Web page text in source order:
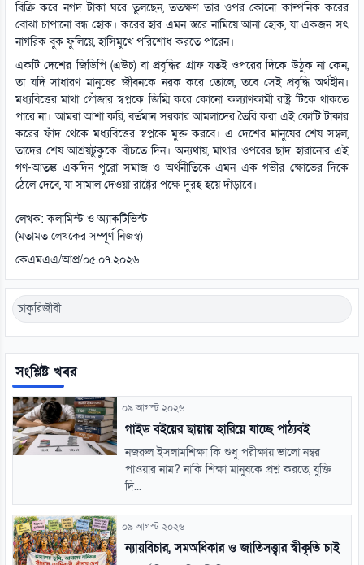
বিক্রি করে নগদ টাকা ঘরে তুলছেন, ততক্ষণ তার ওপর কোনো কাল্পনিক করের
বোঝা চাপানো বন্ধ হোক। করের হার এমন স্তরে নামিয়ে আনা হোক, যা একজন সৎ
নাগরিক বুক ফুলিয়ে, হাসিমুখে পরিশোধ করতে পারেন।
একটি দেশের জিডিপি (এউচ) বা প্রবৃদ্ধির গ্রাফ যতই ওপরের দিকে উঠুক না কেন,
তা যদি সাধারণ মানুষের জীবনকে নরক করে তোলে, তবে সেই প্রবৃদ্ধি অর্থহীন।
মধ্যবিত্তের মাথা গোঁজার স্বপ্নকে জিম্মি করে কোনো কল্যাণকামী রাষ্ট্র টিকে থাকতে
পারে না। আমরা আশা করি, বর্তমান সরকার আমলাদের তৈরি করা এই কোটি টাকার
করের ফাঁদ থেকে মধ্যবিত্তের স্বপ্নকে মুক্ত করবে। এ দেশের মানুষের শেষ সম্বল,
তাদের শেষ আশ্রয়টুকুকে বাঁচতে দিন। অন্যথায়, মাথার ওপরের ছাদ হারানোর এই
গণ-আতঙ্ক একদিন পুরো সমাজ ও অর্থনীতিকে এমন এক গভীর ক্ষোভের দিকে
ঠেলে দেবে, যা সামাল দেওয়া রাষ্ট্রের পক্ষে দুরহ হয়ে দাঁড়াবে।
লেখক: কলামিস্ট ও অ্যাকটিভিস্ট
(মতামত লেখকের সম্পূর্ণ নিজস্ব)
কেএমএএ/আপ্র/০৫.০৭.২০২৬
চাকুরিজীবী
সংশ্লিষ্ট খবর
০৯ আগস্ট ২০২৬
গাইড বইয়ের ছায়ায় হারিয়ে যাচ্ছে পাঠ্যবই
নজরুল ইসলামশিক্ষা কি শুধু পরীক্ষায় ভালো নম্বর
পাওয়ার নাম? নাকি শিক্ষা মানুষকে প্রশ্ন করতে, যুক্তি
দি...
০৯ আগস্ট ২০২৬
ন্যায়বিচার, সমঅধিকার ও জাতিসত্ত্বার স্বীকৃতি চাই